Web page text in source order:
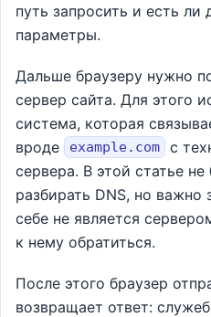
путь запросить и есть ли
параметры.
Дальше браузеру нужно
сервер сайта. Для этого
система, которая
вроде
example.com
с
сервера. В этой статье не
разбирать DNS, но важно
себе не является
к нему обратиться.
После этого браузер
возвращает ответ: